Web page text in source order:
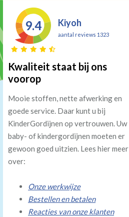
9.4 Kiyoh
aantal reviews 1323
Kwaliteit staat bij ons
voorop
Mooie stoffen, nette afwerking en
goede service. Daar kunt u bij
KinderGordijnen op vertrouwen. Uw
baby- of kindergordijnen moeten er
gewoon goed uitzien. Lees hier meer
over:
Onze werkwijze
Bestellen en betalen
Reacties van onze klanten